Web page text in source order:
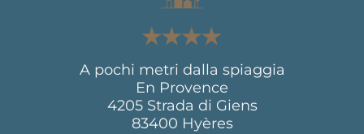
A pochi metri dalla spiaggia
En Provence
4205 Strada di Giens
83400 Hyères